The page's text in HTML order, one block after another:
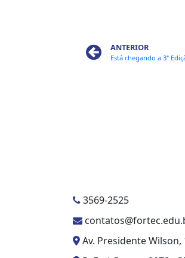
ANTERIOR
3569-2525
Av. Presidente Wilson,